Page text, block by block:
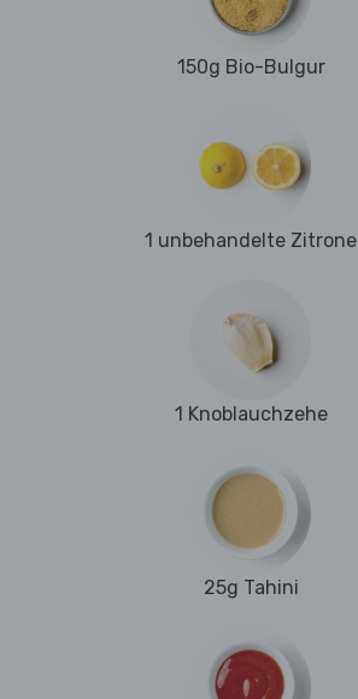
150g Bio-Bulgur
1 unbehandelte Zitrone
1 Knoblauchzehe
25g Tahini